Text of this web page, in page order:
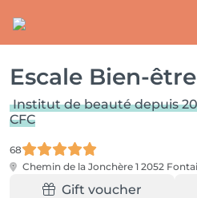
Escale Bien-être
Institut de beauté depuis
CFC
68
Chemin de la Jonchère 1 2052
Gift voucher